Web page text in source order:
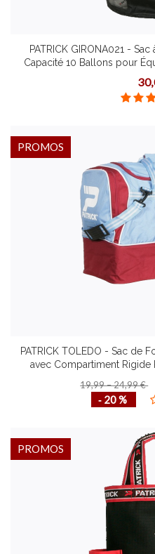
PATRICK GIRONA021 -
Capacité 10 Ballons pour
PATRICK TOLEDO - Sac de
avec Compartiment Rigide
Plusieurs
19,99 – 24,99 €
‐ 20 %
PROMOS
PROMOS